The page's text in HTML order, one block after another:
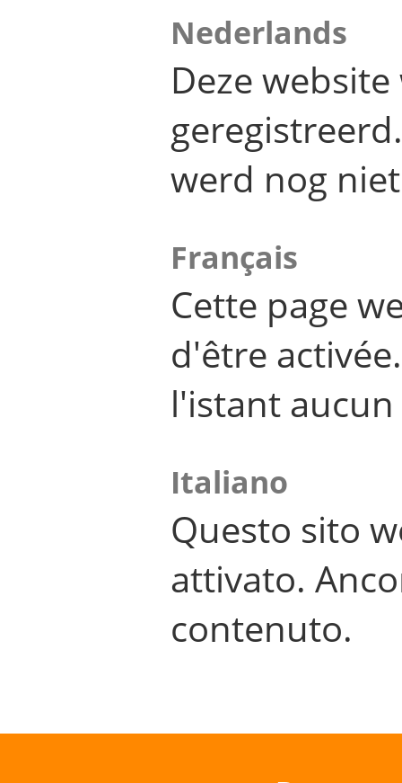
Nederlands
Deze
werd nog
Français
Cette page
d'être
l'istant
Italiano
Questo sito
attivato.
contenuto.